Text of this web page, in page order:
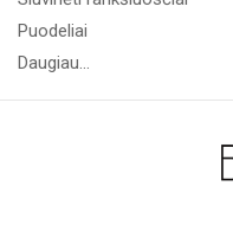
Puodeliai
Daugiau...